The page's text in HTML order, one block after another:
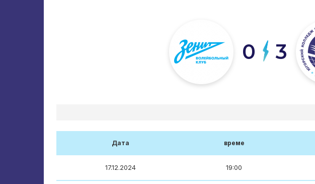
0 3
Дата време
17.12.2024 19:00